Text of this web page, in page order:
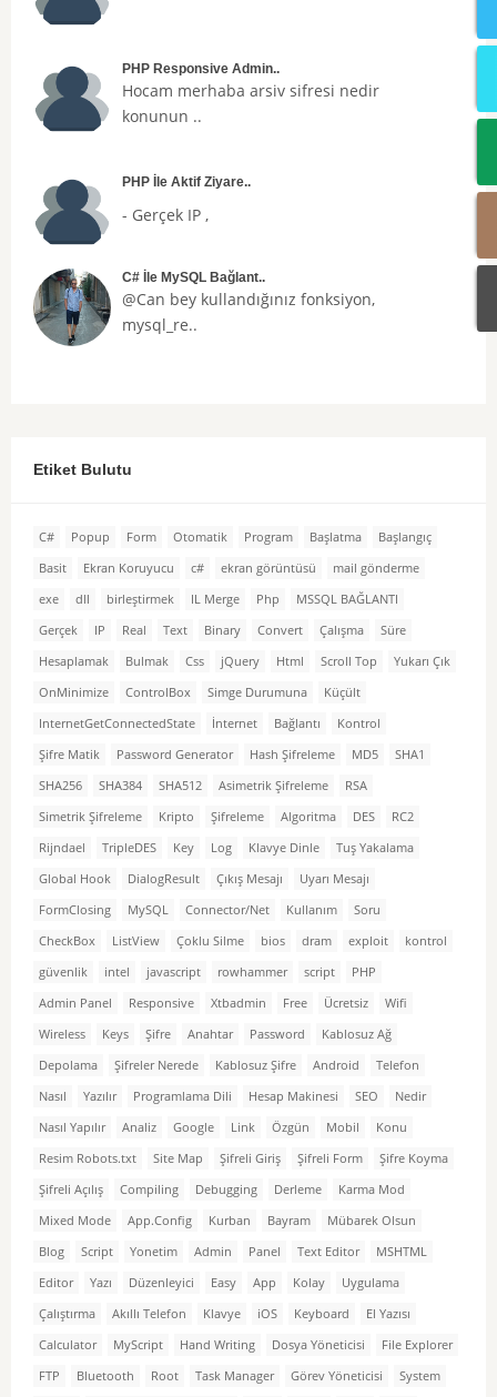
PHP Responsive Admin..
Hocam merhaba arsiv sifresi nedir
konunun ..
PHP İle Aktif Ziyare..
- Gerçek IP ,
C# İle MySQL Bağlant..
@Can bey kullandığınız fonksiyon,
mysql_re..
Etiket Bulutu
C# Popup Form Otomatik Program Başlatma
Başlangıç
Basit
Ekran Koruyucu c# ekran görüntüsü
mail gönderme
exe
dll birleştirmek IL Merge Php
MSSQL BAĞLANTI
Gerçek
IP Real Text Binary Convert Çalışma
Süre
Hesaplamak
Bulmak Css jQuery Html Scroll Top
Yukarı Çık
OnMinimize
ControlBox Simge Durumuna
Küçült
InternetGetConnectedState
İnternet Bağlantı
Kontrol
Şifre Matik
Password Generator Hash Şifreleme MD5
SHA1
SHA256
SHA384 SHA512 Asimetrik Şifreleme
RSA
Simetrik Şifreleme
Kripto Şifreleme Algoritma DES
RC2
Rijndael
TripleDES Key Log Klavye Dinle
Tuş Yakalama
Global Hook
DialogResult Çıkış Mesajı
Uyarı Mesajı
FormClosing
MySQL Connector/Net Kullanım
Soru
CheckBox
ListView Çoklu Silme bios dram exploit
kontrol
güvenlik
intel javascript rowhammer script
PHP
Admin Panel
Responsive Xtbadmin Free Ücretsiz
Wifi
Wireless
Keys Şifre Anahtar Password
Kablosuz Ağ
Depolama
Şifreler Nerede Kablosuz Şifre Android
Telefon
Nasıl
Yazılır Programlama Dili Hesap Makinesi SEO
Nedir
Nasıl Yapılır
Analiz Google Link Özgün Mobil
Konu
Resim Robots.txt
Site Map Şifreli Giriş Şifreli Form
Şifre Koyma
Şifreli Açılış
Compiling Debugging Derleme
Karma Mod
Mixed Mode
App.Config Kurban Bayram
Mübarek Olsun
Blog
Script Yonetim Admin Panel Text Editor
MSHTML
Editor
Yazı Düzenleyici Easy App Kolay
Uygulama
Çalıştırma
Akıllı Telefon Klavye iOS Keyboard
El Yazısı
Calculator
MyScript Hand Writing Dosya Yöneticisi
File Explorer
FTP
Bluetooth Root Task Manager Görev Yöneticisi
System